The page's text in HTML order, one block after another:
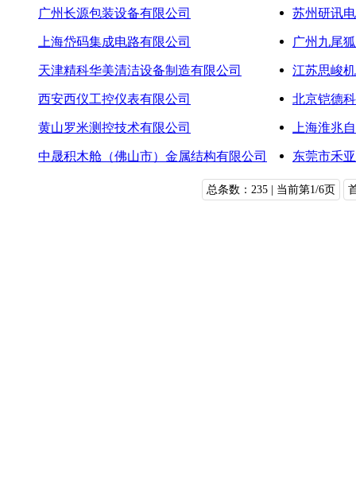
广州长源包装设备有限公司 苏州研讯
上海岱码集成电路有限公司 广州九尾
天津精科华美清洁设备制造有限公司 江苏思峻
西安西仪工控仪表有限公司 北京铠德
黄山罗米测控技术有限公司 上海淮兆
中晟积木舱（佛山市）金属结构有限公司 东莞市禾
总条数：235 | 当前第1/6页